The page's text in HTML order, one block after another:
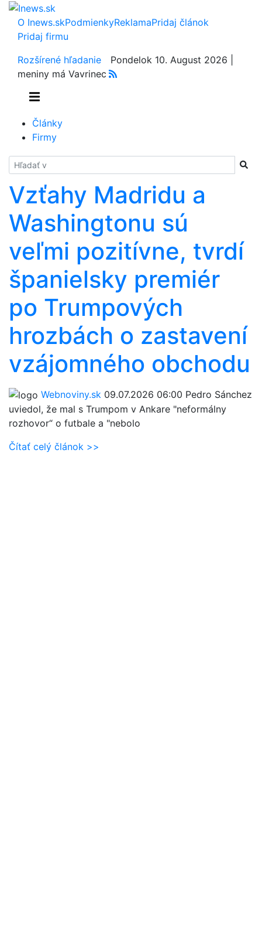
O Inews.skPodmienkyReklamaPridaj článok
Pridaj firmu
Rozšírené hľadanie
Pondelok 10. August 2026 |
meniny má Vavrinec
Články
Firmy
Hladať
Vzťahy Madridu a
Washingtonu sú
veľmi pozitívne, tvrdí
španielsky premiér
po Trumpových
hrozbách o zastavení
vzájomného obchodu
Webnoviny.sk 09.07.2026 06:00 Pedro Sánchez
uviedol, že mal s Trumpom v Ankare "neformálny
rozhovor“ o futbale a "nebolo
Čítať celý článok >>